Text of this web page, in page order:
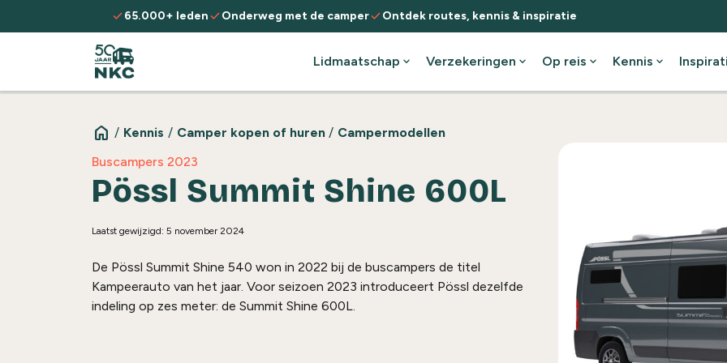
Spring naar de inhoud
check65.000+ ledencheckOnderweg met de campercheckOntdek routes, kennis & inspiratie
Lidmaatschap expand_more Verzekeringen expand_more Op reis expand_more Kennis expand_more
home / Kennis / Camper kopen of huren / Campermodellen
Buscampers 2023
Pössl Summit Shine 600L
Laatst gewijzigd: 5 november 2024
De Pössl Summit Shine 540 won in 2022 bij de buscampers de titel
Kampeerauto van het jaar. Voor seizoen 2023 introduceert Pössl dezelfde
indeling op zes meter: de Summit Shine 600L.